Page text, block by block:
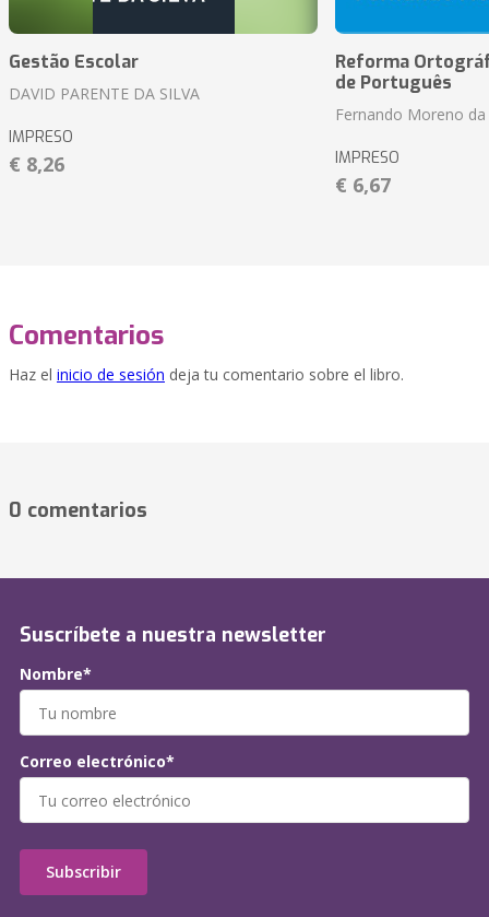
Gestão Escolar
DAVID PARENTE DA SILVA
IMPRESO
€ 8,26
Reforma
de Português
Fernando Moreno da
IMPRESO
€ 6,67
Comentarios
Haz el inicio de sesión deja tu comentario sobre el libro.
0 comentarios
Suscríbete a nuestra newsletter
Nombre*
Correo electrónico*
Subscribir